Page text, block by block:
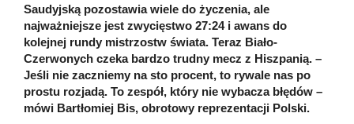
Saudyjską pozostawia wiele do życzenia, ale
najważniejsze jest zwycięstwo 27:24 i awans do
kolejnej rundy mistrzostw świata. Teraz Biało-
Czerwonych czeka bardzo trudny mecz z Hiszpanią. –
Jeśli nie zaczniemy na sto procent, to rywale nas po
prostu rozjadą. To zespół, który nie wybacza błędów –
mówi Bartłomiej Bis, obrotowy reprezentacji Polski.